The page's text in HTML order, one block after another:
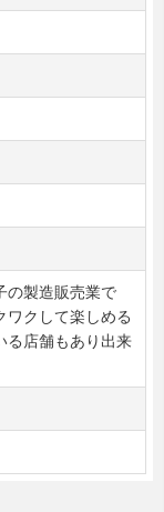
の製造販売業で
ワクして楽しめる
る店舗もあり出来